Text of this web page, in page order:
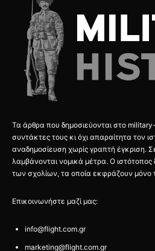
Τα άρθρα που δημοσιεύονται στο
συντάκτες τους κι όχι απαραίτητα τον
αναδημοσίευση χωρίς γραπτή έγκριση.
λαμβάνονται νομικά μέτρα. Ο ιστότοπος
των σχολίων, τα οποία εκφράζουν μόνο
Επικοινωνήστε μαζί μας:
info@flight.com.gr
marketing@flight.com.gr